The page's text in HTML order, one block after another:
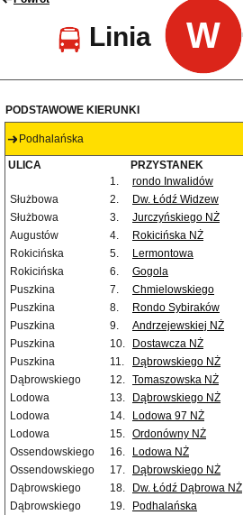
Linia W
PODSTAWOWE KIERUNKI
Podhalańska
ULICA PRZYSTANEK
1.
rondo Inwalidów
Służbowa
2. Dw. Łódź Widzew
Służbowa
3. Jurczyńskiego NŻ
Augustów
4. Rokicińska NŻ
Rokicińska
5. Lermontowa
Rokicińska
6. Gogola
Puszkina
7. Chmielowskiego
Puszkina
8. Rondo Sybiraków
Puszkina
9.
Andrzejewskiej NŻ
Puszkina
10.
Dostawcza NŻ
Puszkina
11.
Dąbrowskiego NŻ
Dąbrowskiego
12. Tomaszowska NŻ
Lodowa
13. Dąbrowskiego NŻ
Lodowa
14. Lodowa 97 NŻ
Lodowa
15. Ordonówny NŻ
Ossendowskiego
16. Lodowa NŻ
Ossendowskiego
17. Dąbrowskiego NŻ
Dąbrowskiego
18. Dw. Łódź Dąbrowa NŻ
Dąbrowskiego
19. Podhalańska